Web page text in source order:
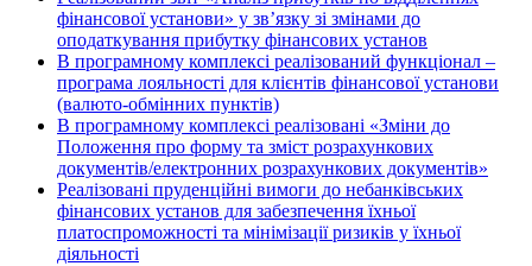
фінансової установи» у зв’язку зі змінами до
оподаткування прибутку фінансових установ
В програмному комплексі реалізований функціонал –
програма лояльності для клієнтів фінансової установи
(валюто-обмінних пунктів)
В програмному комплексі реалізовані «Зміни до
Положення про форму та зміст розрахункових
документів/електронних розрахункових документів»
Реалізовані пруденційні вимоги до небанківських
фінансових установ для забезпечення їхньої
платоспроможності та мінімізації ризиків у їхньої
діяльності